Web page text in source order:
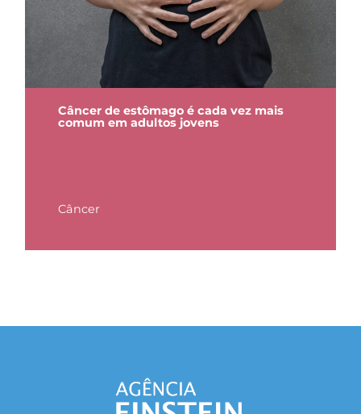
Câncer de estômago é cada vez mais
comum em adultos jovens
Câncer